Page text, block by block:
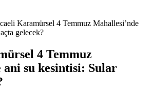
Karamürsel 4 Temmuz Mahallesi’nde
gelecek?
4 Temmuz
ani su kesintisi: Sular